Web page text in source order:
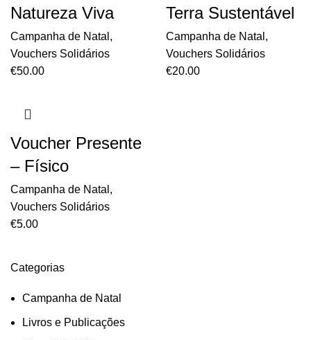
Categorias
Campanha de Natal
Livros e Publicações
Natureza Viva
Campanha de Natal ,
Vouchers Solidários
€50.00
Terra Sustentável
Campanha de Natal ,
Vouchers Solidários
€20.00
Voucher Presente
– Físico
Campanha de Natal ,
Vouchers Solidários
€5.00